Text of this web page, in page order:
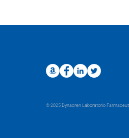
© 2025 Dynacren Laboratorio